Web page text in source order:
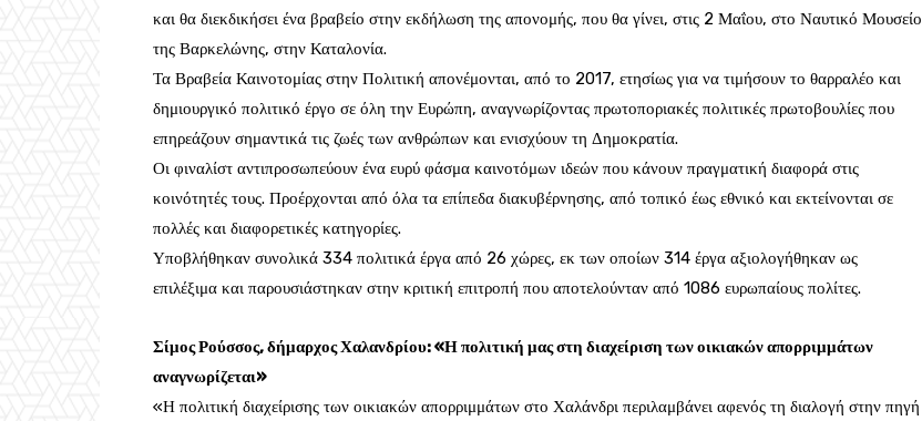
και θα διεκδικήσει ένα βραβείο στην εκδήλωση της απονομής, που θα γίνει, στις 2 Μαΐου, στο Ναυτικό Μουσείο
της Βαρκελώνης, στην Καταλονία.
Τα Βραβεία Καινοτομίας στην Πολιτική απονέμονται, από το 2017, ετησίως για να τιμήσουν το θαρραλέο και
δημιουργικό πολιτικό έργο σε όλη την Ευρώπη, αναγνωρίζοντας πρωτοποριακές πολιτικές πρωτοβουλίες που
επηρεάζουν σημαντικά τις ζωές των ανθρώπων και ενισχύουν τη Δημοκρατία.
Οι φιναλίστ αντιπροσωπεύουν ένα ευρύ φάσμα καινοτόμων ιδεών που κάνουν πραγματική διαφορά στις
κοινότητές τους. Προέρχονται από όλα τα επίπεδα διακυβέρνησης, από τοπικό έως εθνικό και εκτείνονται σε
πολλές και διαφορετικές κατηγορίες.
Υποβλήθηκαν συνολικά 334 πολιτικά έργα από 26 χώρες, εκ των οποίων 314 έργα αξιολογήθηκαν ως
επιλέξιμα και παρουσιάστηκαν στην κριτική επιτροπή που αποτελούνταν από 1086 ευρωπαίους πολίτες.
Σίμος Ρούσσος, δήμαρχος Χαλανδρίου: «Η πολιτική μας στη διαχείριση των οικιακών απορριμμάτων
αναγνωρίζεται»
«Η πολιτική διαχείρισης των οικιακών απορριμμάτων στο Χαλάνδρι περιλαμβάνει αφενός τη διαλογή στην πηγή